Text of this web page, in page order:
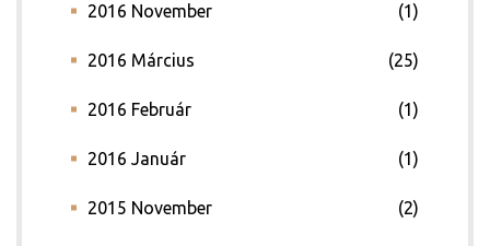
2016 November (1)
2016 Március (25)
2016 Február (1)
2016 Január (1)
2015 November (2)